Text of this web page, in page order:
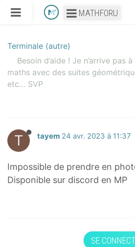
MATHFORU
Terminale (autre)
Besoin d’aide ! Je n’arrive pas
maths avec des suites
etc… SVP
T tayem 24 avr. 2023 à 11:37
Impossible de prendre en
Disponible sur discord en MP
SE